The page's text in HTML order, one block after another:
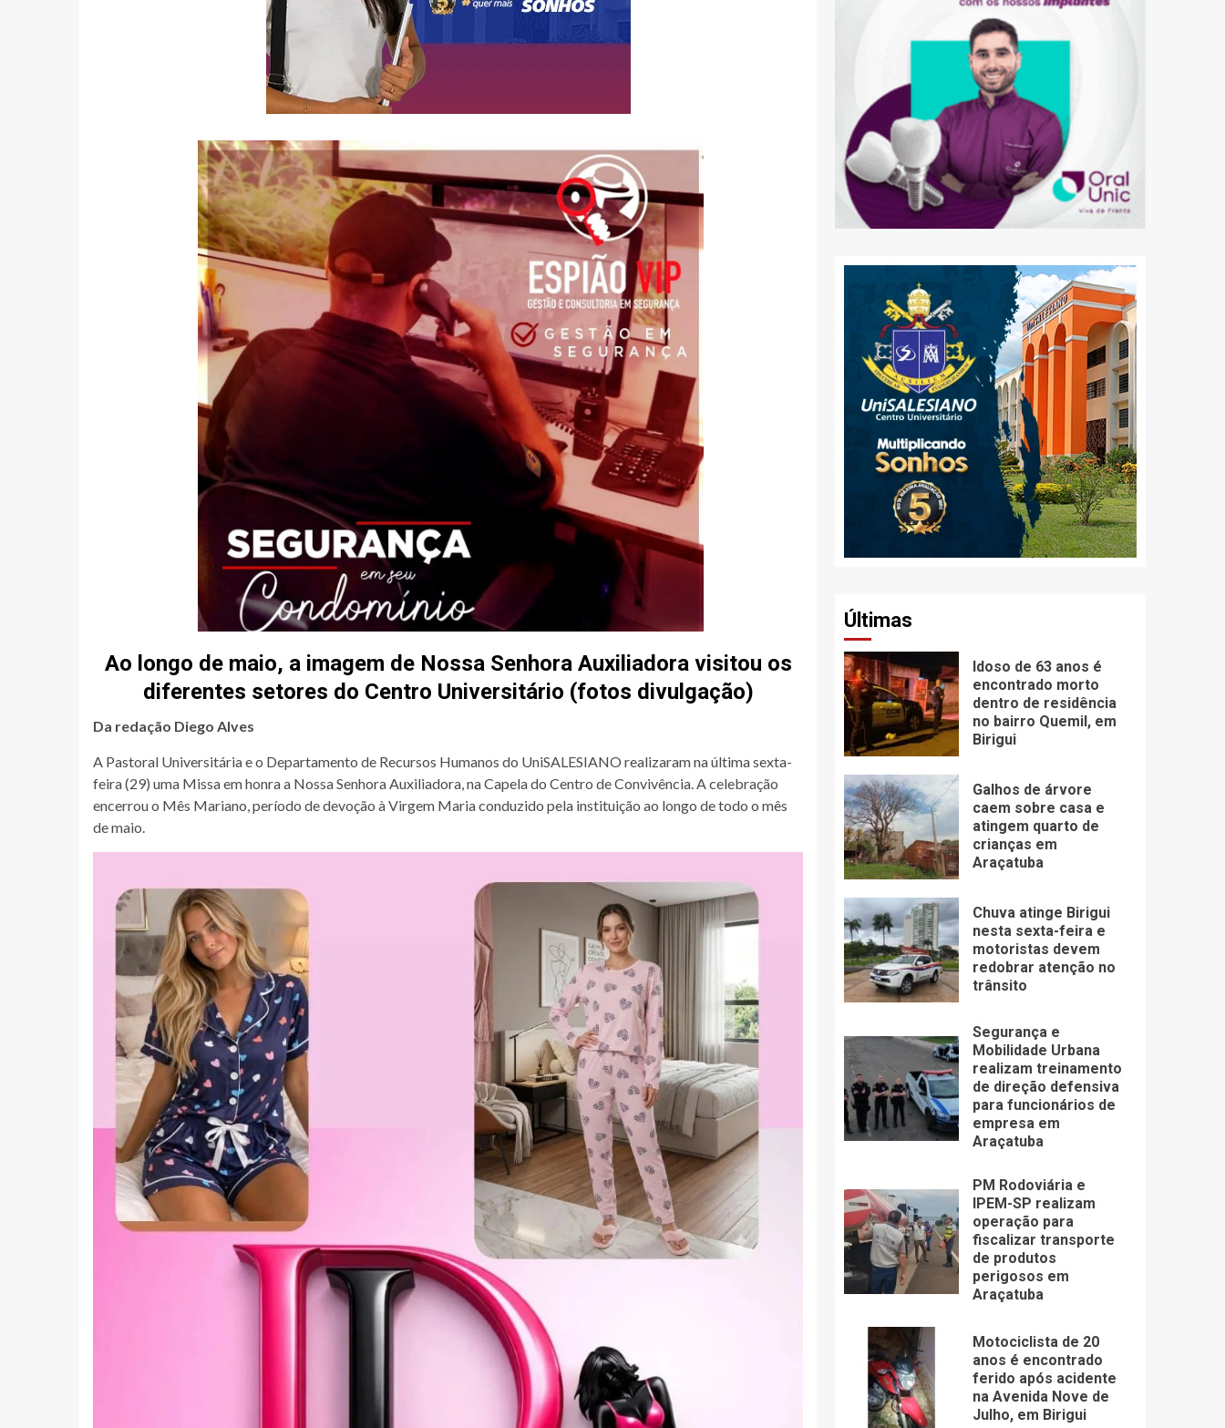
Ao longo de maio, a imagem de Nossa Senhora Auxiliadora visitou os
diferentes setores do Centro Universitário (fotos divulgação)
Da redação Diego Alves
A Pastoral Universitária e o Departamento de Recursos Humanos do UniSALESIANO realizaram na última sexta-
feira (29) uma Missa em honra a Nossa Senhora Auxiliadora, na Capela do Centro de Convivência. A celebração
encerrou o Mês Mariano, período de devoção à Virgem Maria conduzido pela instituição ao longo de todo o mês
de maio.
Últimas
Idoso de 63 anos é
encontrado morto
dentro de residência
no bairro Quemil, em
Birigui
Galhos de árvore
caem sobre casa e
atingem quarto de
crianças em
Araçatuba
Chuva atinge Birigui
nesta sexta-feira e
motoristas devem
redobrar atenção no
trânsito
Segurança e
Mobilidade Urbana
realizam treinamento
de direção defensiva
para funcionários de
empresa em
Araçatuba
PM Rodoviária e
IPEM-SP realizam
operação para
fiscalizar transporte
de produtos
perigosos em
Araçatuba
Motociclista de 20
anos é encontrado
ferido após acidente
na Avenida Nove de
Julho, em Birigui